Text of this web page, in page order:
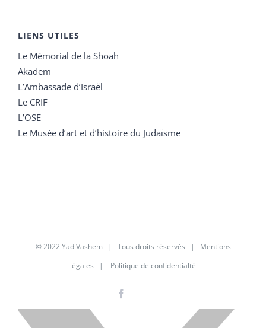
LIENS UTILES
Le Mémorial de la Shoah
Akadem
L’Ambassade d’Israël
Le CRIF
L’OSE
Le Musée d’art et d’histoire du Judaïsme
© 2022 Yad Vashem | Tous droits réservés | Mentions
légales | Politique de confidentialté
X